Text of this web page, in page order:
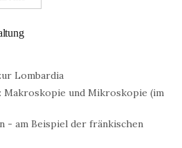
Lombardia
Makroskopie und Mikroskopie (im
- am Beispiel der fränkischen